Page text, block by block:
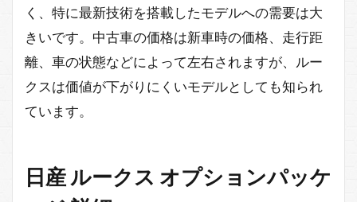
く、特に最新技術を搭載したモデルへの需要は大
きいです。中古車の価格は新車時の価格、走行距
離、車の状態などによって左右されますが、ルー
クスは価値が下がりにくいモデルとしても知られ
ています。
日産 ルークス オプションパッケ